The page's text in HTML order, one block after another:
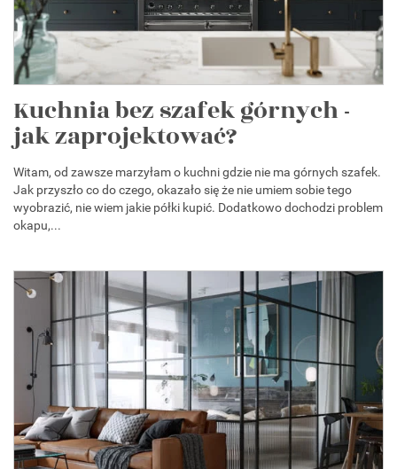
Kuchnia bez szafek górnych -
jak zaprojektować?
Witam, od zawsze marzyłam o kuchni gdzie nie ma górnych szafek.
Jak przyszło co do czego, okazało się że nie umiem sobie tego
wyobrazić, nie wiem jakie półki kupić. Dodatkowo dochodzi problem
okapu,...